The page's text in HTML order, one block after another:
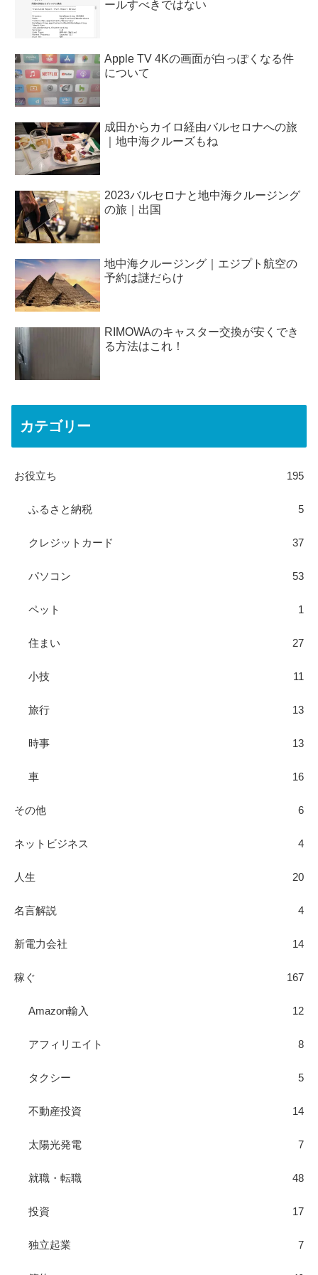
ールすべきではない
Apple TV 4Kの画面が白っぽくなる件
について
成田からカイロ経由バルセロナへの旅
｜地中海クルーズもね
2023バルセロナと地中海クルージング
の旅｜出国
地中海クルージング｜エジプト航空の
予約は謎だらけ
RIMOWAのキャスター交換が安くでき
る方法はこれ！
カテゴリー
お役立ち 195
ふるさと納税 5
クレジットカード 37
パソコン 53
ペット 1
住まい 27
小技 11
旅行 13
時事 13
車 16
その他 6
ネットビジネス 4
人生 20
名言解説 4
新電力会社 14
稼ぐ 167
Amazon輸入 12
アフィリエイト 8
タクシー 5
不動産投資 14
太陽光発電 7
就職・転職 48
投資 17
独立起業 7